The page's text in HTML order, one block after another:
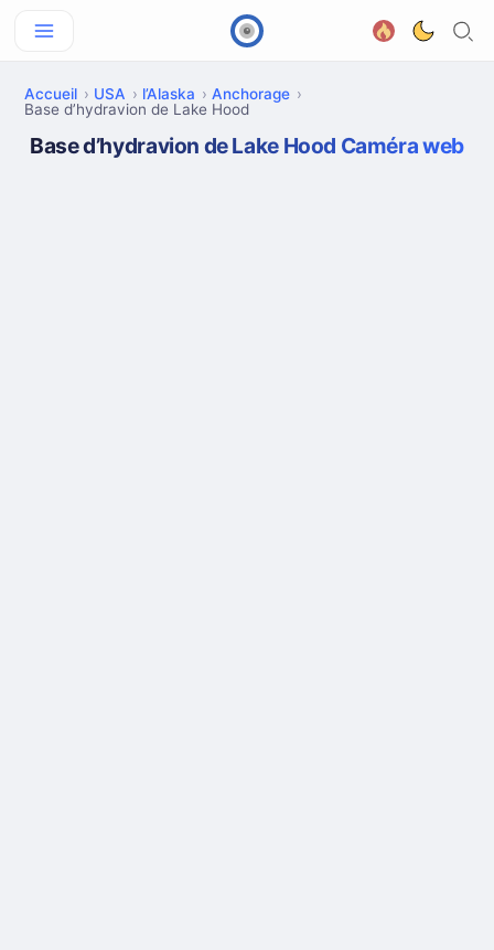
Accueil USA l’Alaska
Anchorage
Base d’hydravion de Lake Hood
Base d’hydravion de Lake Hood Caméra web